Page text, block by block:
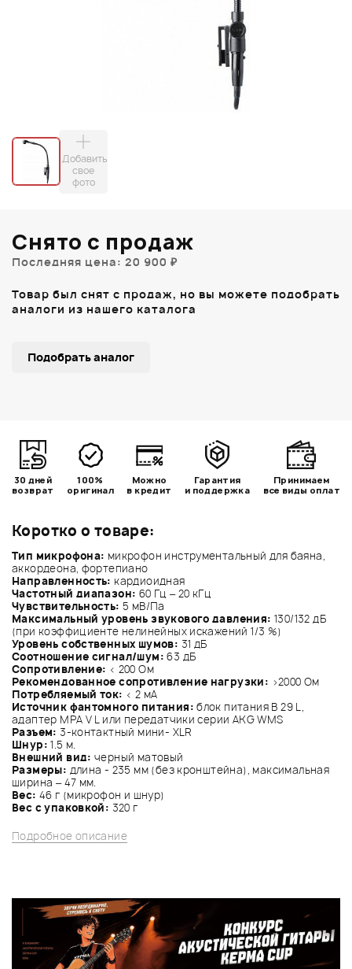
Добавить
свое
фото
Коротко о товаре:
Тип микрофона: микрофон инструментальный для баяна,
аккордеона, фортепиано
Направленность: кардиоидная
Частотный диапазон: 60 Гц – 20 кГц
Чувствительность: 5 мВ/Па
Максимальный уровень звукового давления: 130/132 дБ
(при коэффициенте нелинейных искажений 1/3 %)
Уровень собственных шумов: 31 дБ
Соотношение сигнал/шум: 63 дБ
Сопротивление: < 200 Ом
Рекомендованное сопротивление нагрузки: >2000 Ом
Потребляемый ток: < 2 мА
Источник фантомного питания: блок питания B 29 L,
адаптер MPA V L или передатчики серии AKG WMS
Разъем: 3-контактный мини- XLR
Шнур: 1.5 м.
Внешний вид: черный матовый
Размеры: длина - 235 мм (без кронштейна), максимальная
ширина – 47 мм.
Вес: 46 г (микрофон и шнур)
Вес с упаковкой: 320 г
Подробное описание
Снято с продаж
Последняя цена: 20 900 ₽
Товар был снят с продаж, но вы можете подобрать
аналоги из нашего каталога
Подобрать аналог
30 дней
возврат
100%
оригинал
Можно
в кредит
Гарантия
и поддержка
Принимаем
все виды оплат